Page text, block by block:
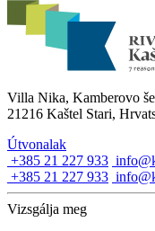
Villa Nika, Kamberovo
21216 Kaštel Stari,
Útvonalak
+385 21 227 933
+385 21 227 933
Vizsgálja meg